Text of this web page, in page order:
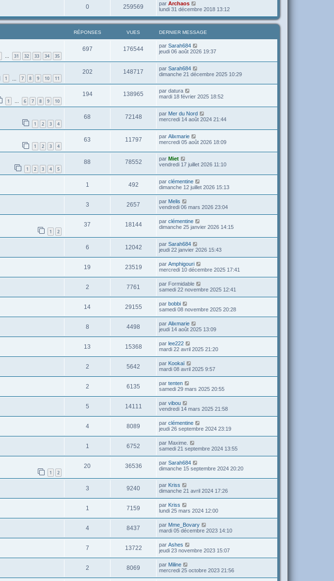
0 259569 par Archaos
lundi 31 décembre 2018 13:12
RÉPONSES VUES DERNIER MESSAGE
… 31 32 33 34 35
697 176544 par Sarah684
jeudi 06 août 2026 19:37
1 7 8 9 10 11
202 148717 par Sarah684
dimanche 21 décembre 2025 10:29
1 … 6 7 8 9 10
194 138965 par datura
mardi 18 février 2025 18:52
1 2 3 4
68 72148 par Mer du Nord
mercredi 14 août 2024 21:44
1 2 3 4
63 11797 par Alixmarie
mercredi 05 août 2026 18:09
1 2 3 4 5
88 78552 par Miet
vendredi 17 juillet 2026 11:10
1 492 par clémentine
dimanche 12 juillet 2026 15:13
3 2657 par Melis
vendredi 06 mars 2026 23:04
1 2
37 18144 par clémentine
dimanche 25 janvier 2026 14:15
6 12042 par Sarah684
jeudi 22 janvier 2026 15:43
19 23519 par Amphigouri
mercredi 10 décembre 2025 17:41
2 7761 par Formidable
samedi 22 novembre 2025 12:41
14 29155 par bobbi
samedi 08 novembre 2025 20:28
8 4498 par Alixmarie
jeudi 14 août 2025 13:09
13 15368 par lee222
mardi 22 avril 2025 21:20
2 5642 par Kookaï
mardi 08 avril 2025 9:57
2 6135 par tenten
samedi 29 mars 2025 20:55
5 14111 par vibou
vendredi 14 mars 2025 21:58
4 8089 par clémentine
jeudi 26 septembre 2024 23:19
1 6752 par Maxime.
samedi 21 septembre 2024 13:55
1 2
20 36536 par Sarah684
dimanche 15 septembre 2024 20:20
3 9240 par Kriss
dimanche 21 avril 2024 17:26
1 7159 par Kriss
lundi 25 mars 2024 12:00
4 8437 par Mme_Bovary
mardi 05 décembre 2023 14:10
7 13722 par Ashes
jeudi 23 novembre 2023 15:07
2 8069 par Miline
mercredi 25 octobre 2023 21:56